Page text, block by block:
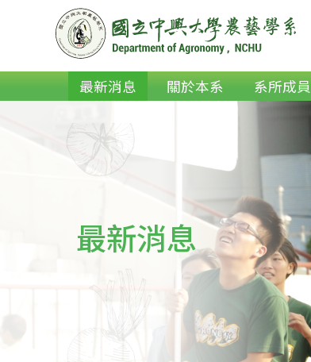
最新消息 關於本系 系所成員
最新消息